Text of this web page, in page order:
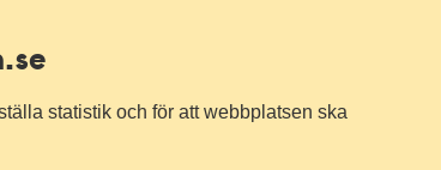
statistik och för att webbplatsen ska